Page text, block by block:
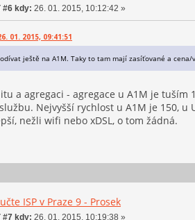
#6 kdy: 26. 01. 2015, 10:12:42 »
01. 2015, 09:41:51
ještě na A1M. Taky to tam mají zasíťované a cena/
a agregaci - agregace u A1M je tuším
Nejvyšší rychlost u A1M je 150,
nežli wifi nebo xDSL, o tom žádná.
ISP v Praze 9 - Prosek
#7 kdy: 26. 01. 2015, 10:19:38 »